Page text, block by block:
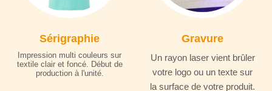
Sérigraphie
Impression multi couleurs sur
textile clair et foncé. Début de
production à l'unité.
Gravure
Un rayon laser vient brûler
votre logo ou un texte sur
la surface de votre produit.